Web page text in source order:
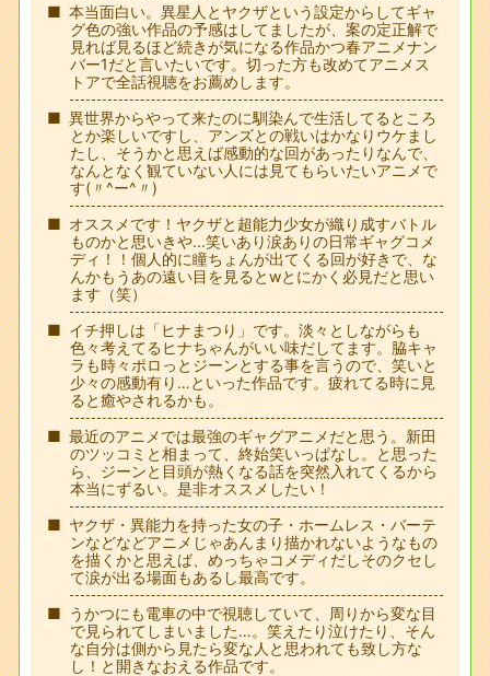
本当面白い。異星人とヤクザという設定からしてギャ
グ色の強い作品の予感はしてましたが、案の定正解で
見れば見るほど続きが気になる作品かつ春アニメナン
バー1だと言いたいです。切った方も改めてアニメス
トアで全話視聴をお薦めします。
異世界からやって来たのに馴染んで生活してるところ
とか楽しいですし、アンズとの戦いはかなりウケまし
たし、そうかと思えば感動的な回があったりなんで、
なんとなく観ていない人には見てもらいたいアニメで
す(〃^ー^〃)
オススメです！ヤクザと超能力少女が織り成すバトル
ものかと思いきや...笑いあり涙ありの日常ギャグコメ
ディ！！個人的に瞳ちょんが出てくる回が好きで、な
んかもうあの遠い目を見るとwとにかく必見だと思い
ます（笑）
イチ押しは「ヒナまつり」です。淡々としながらも
色々考えてるヒナちゃんがいい味だしてます。脇キャ
ラも時々ポロっとジーンとする事を言うので、笑いと
少々の感動有り…といった作品です。疲れてる時に見
ると癒やされるかも。
最近のアニメでは最強のギャグアニメだと思う。新田
のツッコミと相まって、終始笑いっぱなし。と思った
ら、ジーンと目頭が熱くなる話を突然入れてくるから
本当にずるい。是非オススメしたい！
ヤクザ・異能力を持った女の子・ホームレス・バーテ
ンなどなどアニメじゃあんまり描かれないようなもの
を描くかと思えば、めっちゃコメディだしそのクセし
て涙が出る場面もあるし最高です。
うかつにも電車の中で視聴していて、周りから変な目
で見られてしまいました…。笑えたり泣けたり、そん
な自分は側から見たら変な人と思われても致し方な
し！と開きなおえる作品です。